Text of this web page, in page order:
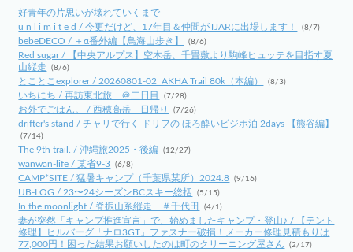
好青年の片思いが壊れていくまで
u n l i m i t e d / 今更だけど、17年目＆仲間がTJARに出場します！
(8/7)
bebeDECO / ＋α番外編【鳥海山歩き】 (8/6)
Red sugar / 【中央アルプス】空木岳、千畳敷より駒峰ヒュッテを目指す夏
山縦走
(8/6)
とことこexplorer / 20260801-02_AKHA Trail 80k（本編） (8/3)
いちにち / 再訪東北旅 ＠二日目 (7/28)
お外でごはん。 / 西穂高岳 日帰り (7/26)
drifter's stand / チャリで行く ドリフの ほろ酔いビジホ泊 2days 【熊谷編】
(7/14)
The 9th trail. / 沖縄旅2025・後編 (12/27)
wanwan-life / 某省9-3 (6/8)
CAMP*SITE / 猛暑キャンプ（千葉県某所）2024.8 (9/16)
UB-LOG / 23〜24シーズンBCスキー総括 (5/15)
In the moonlight / 脊振山系縦走 ＃千代田 (4/1)
妻が突然「キャンプ推進宣言」で、始めましたキャンプ・登山♪ / 【テント
修理】ヒルバーグ「ナロ3GT」ファスナー破損！メーカー修理見積もりは
77,000円！困った結果お願いしたのは町のクリーニング屋さん
(2/17)